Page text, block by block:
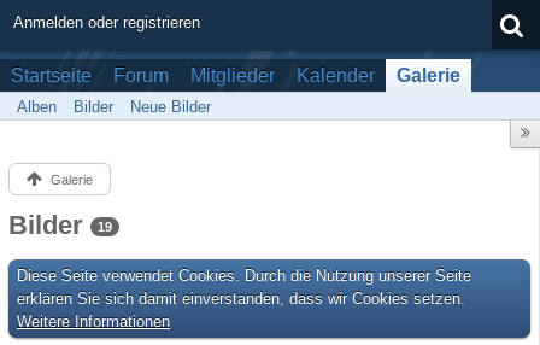
Anmelden oder registrieren
Startseite Forum Mitglieder Kalender Galerie
Alben Bilder Neue Bilder
Galerie
Bilder 19
Diese Seite verwendet Cookies. Durch die Nutzung unserer Seite
erklären Sie sich damit einverstanden, dass wir Cookies setzen.
Weitere Informationen